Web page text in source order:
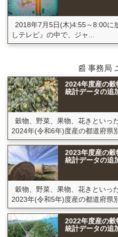
2018年7月5日(木)4:55～8:00に
しテレビ』の中で、ジャ...
📰 事務局
2024年度産の
統計データの追
穀物、野菜、果物、花きといっ
2024年(令和6年)度産の都道府県
2023年度産の
統計データの追
穀物、野菜、果物、花きといっ
2023年(令和5年)度産の都道府県
2022年度産の
統計データの追